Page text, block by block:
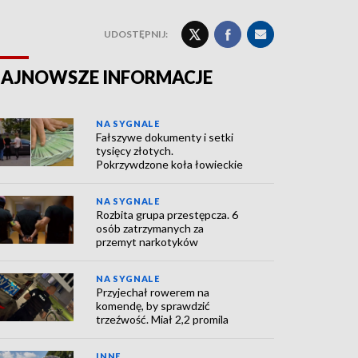
UDOSTĘPNIJ:
INFORMACJE
NA SYGNALE
Fałszywe dokumenty i setki
tysięcy złotych.
Pokrzywdzone koła łowieckie
NA SYGNALE
Rozbita grupa przestępcza. 6
osób zatrzymanych za
przemyt narkotyków
NA SYGNALE
Przyjechał rowerem na
komendę, by sprawdzić
trzeźwość. Miał 2,2 promila